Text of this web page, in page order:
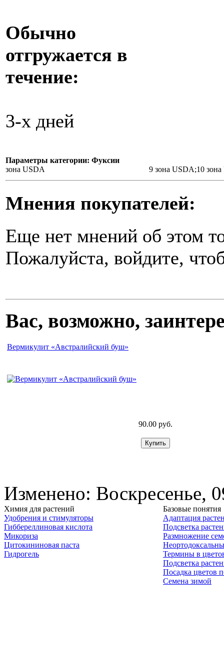
Обычно
отгружается в
течение:
3-х дней
Параметры категории: Фуксии
зона USDA
9 зона USDA;10
Мнения покупателей:
Еще нет мнений об этом
Пожалуйста, войдите,
Вас, возможно,
Вермикулит «Австралийский буш»
90.00 руб.
Изменено: Воскресенье,
Химия для растений
Удобрения и стимуляторы
Гиббереллиновая кислота
Микориза
Цитокининовая паста
Гидрогель
Базовые понятия
Адаптация
Подсветка
Размножение
Термины в
Подсветка
Посадка цветов
Семена зимой